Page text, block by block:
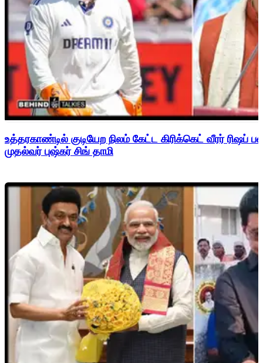
உத்தரகாண்டில் குடியேற நிலம் கேட்ட கிரிக்கெட் வீரர்
முதல்வர் புஷ்கர் சிங் தாமி